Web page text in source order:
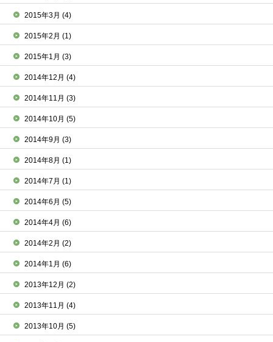
2015年3月(4)
2015年2月(1)
2015年1月(3)
2014年12月(4)
2014年11月(3)
2014年10月(5)
2014年9月(3)
2014年8月(1)
2014年7月(1)
2014年6月(5)
2014年4月(6)
2014年2月(2)
2014年1月(6)
2013年12月(2)
2013年11月(4)
2013年10月(5)